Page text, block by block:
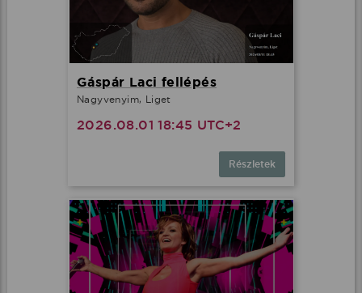
Gáspár Laci fellépés
Nagyvenyim, Liget
2026.08.01 18:45 UTC+2
Részletek